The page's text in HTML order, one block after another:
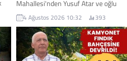
Mahallesi'nden Yusuf Atar ve oğlu
Okan Atar, Rize'de geçirdikleri trafik
kazasında yaralandı. Baba ve oğlunun
hastanede tedavi altına alındığı,
sağlık durumlarının iyi olduğu
öğrenildi.
4 Ağustos 2026 10:32 393